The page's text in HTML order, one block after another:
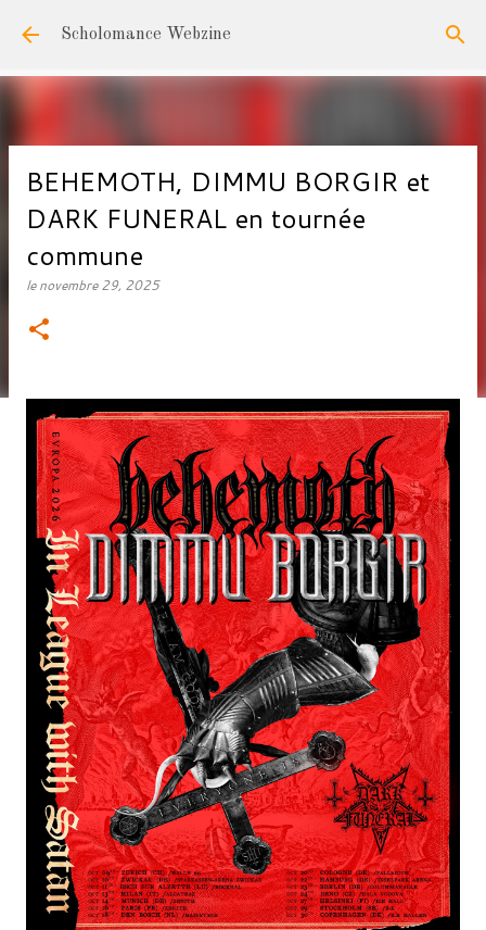
Accéder au contenu principal
Scholomance Webzine
BEHEMOTH, DIMMU BORGIR et
DARK FUNERAL en tournée
commune
lenovembre 29, 2025